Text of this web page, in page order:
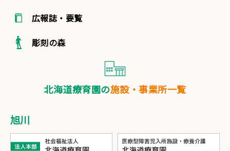
広報誌・要覧
彫刻の森
北海道療育園の施設・事業所一覧
旭川